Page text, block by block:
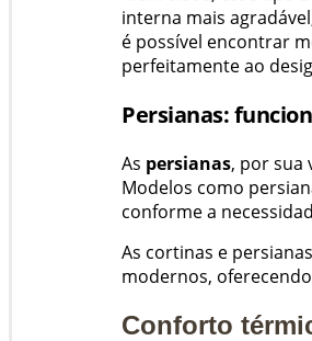
interna mais
é possível encontrar
perfeitamente ao
Persianas:
As persianas, por sua
Modelos como
conforme a
As cortinas e
modernos,
Conforto